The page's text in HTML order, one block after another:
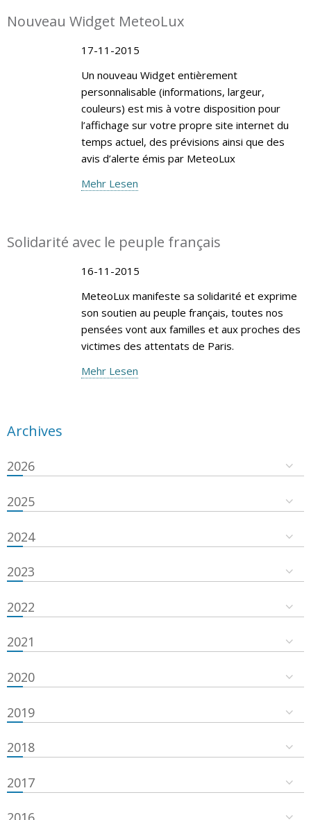
Nouveau Widget MeteoLux
17-11-2015
Un nouveau Widget entièrement
personnalisable (informations, largeur,
couleurs) est mis à votre disposition pour
l’affichage sur votre propre site internet du
temps actuel, des prévisions ainsi que des
avis d’alerte émis par MeteoLux
Mehr Lesen
Solidarité avec le peuple français
16-11-2015
MeteoLux manifeste sa solidarité et exprime
son soutien au peuple français, toutes nos
pensées vont aux familles et aux proches des
victimes des attentats de Paris.
Mehr Lesen
Archives
2026
2025
2024
2023
2022
2021
2020
2019
2018
2017